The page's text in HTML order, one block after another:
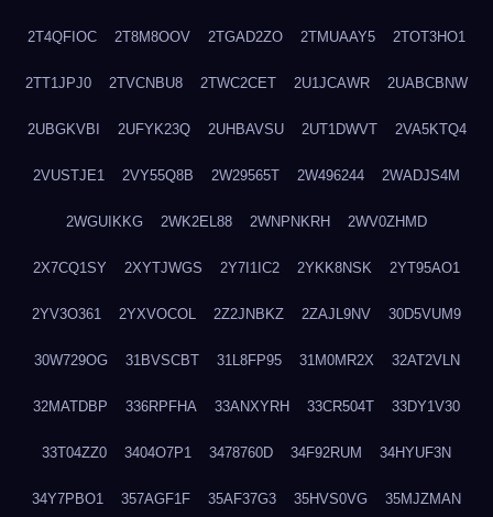
2T4QFIOC 2T8M8OOV 2TGAD2ZO 2TMUAAY5 2TOT3HO1
2TT1JPJ0 2TVCNBU8 2TWC2CET 2U1JCAWR 2UABCBNW
2UBGKVBI 2UFYK23Q 2UHBAVSU 2UT1DWVT 2VA5KTQ4
2VUSTJE1 2VY55Q8B 2W29565T 2W496244 2WADJS4M
2WGUIKKG 2WK2EL88 2WNPNKRH 2WV0ZHMD
2X7CQ1SY 2XYTJWGS 2Y7I1IC2 2YKK8NSK 2YT95AO1
2YV3O361 2YXVOCOL 2Z2JNBKZ 2ZAJL9NV 30D5VUM9
30W729OG 31BVSCBT 31L8FP95 31M0MR2X 32AT2VLN
32MATDBP 336RPFHA 33ANXYRH 33CR504T 33DY1V30
33T04ZZ0 3404O7P1 3478760D 34F92RUM 34HYUF3N
34Y7PBO1 357AGF1F 35AF37G3 35HVS0VG 35MJZMAN